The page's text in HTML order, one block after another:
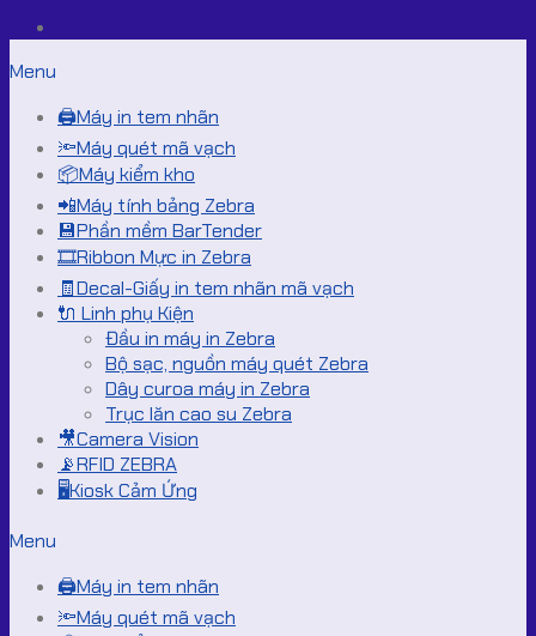
Menu
🖨️Máy in tem nhãn
🔦Máy quét mã vạch
📦Máy kiểm kho
📲Máy tính bảng Zebra
💾Phần mềm BarTender
🎞️Ribbon Mực in Zebra
🧾Decal-Giấy in tem nhãn mã vạch
🔌 Linh phụ Kiện
Đầu in máy in Zebra
Bộ sạc, nguồn máy quét Zebra
Dây curoa máy in Zebra
Trục lăn cao su Zebra
🎥Camera Vision
📡RFID ZEBRA
🖥️Kiosk Cảm Ứng
Menu
🖨️Máy in tem nhãn
🔦Máy quét mã vạch